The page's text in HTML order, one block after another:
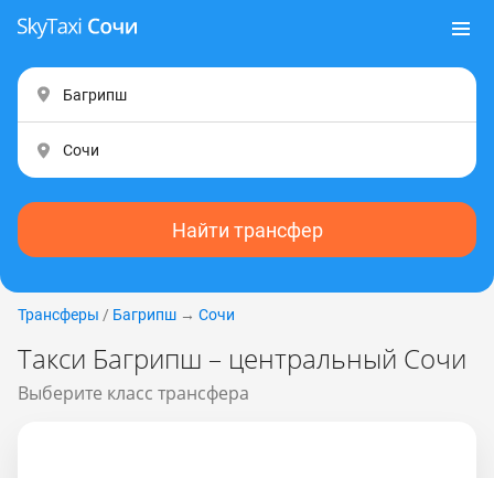
Найти трансфер
Трансферы / Багрипш → Сочи
Такси Багрипш – центральный Сочи
Выберите класс трансфера